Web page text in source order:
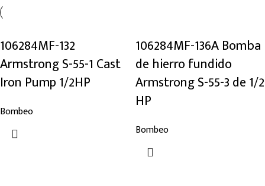
Comprar
106284MF-132
Armstrong S-55-1 Cast
Iron Pump 1/2HP
Bombeo
106284MF-136A Bomba
de hierro fundido
Armstrong S-55-3 de 1/2
HP
Bombeo